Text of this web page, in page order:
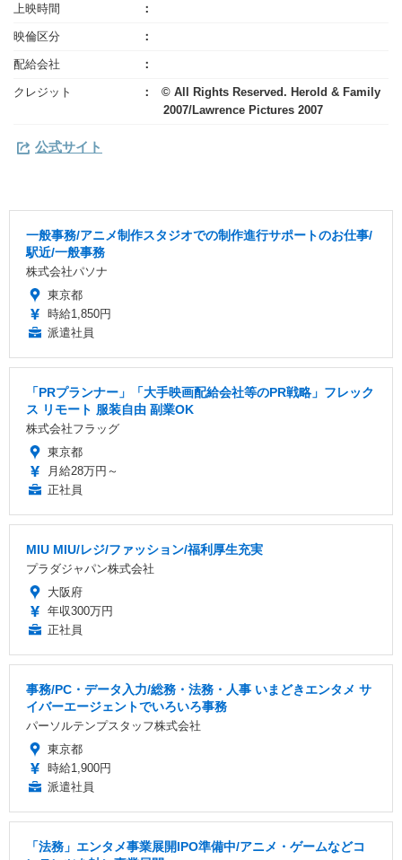
上映時間
映倫区分
配給会社
クレジット
© All Rights Reserved. Herold & Family
2007/Lawrence Pictures 2007
公式サイト
一般事務/アニメ制作スタジオでの制作進行サポートのお仕事/
駅近/一般事務
株式会社パソナ
東京都
時給1,850円
派遣社員
「PRプランナー」「大手映画配給会社等のPR戦略」フレック
ス リモート 服装自由 副業OK
株式会社フラッグ
東京都
月給28万円～
正社員
MIU MIU/レジ/ファッション/福利厚生充実
プラダジャパン株式会社
大阪府
年収300万円
正社員
事務/PC・データ入力/総務・法務・人事 いまどきエンタメ サ
イバーエージェントでいろいろ事務
パーソルテンプスタッフ株式会社
東京都
時給1,900円
派遣社員
「法務」エンタメ事業展開IPO準備中/アニメ・ゲームなどコ